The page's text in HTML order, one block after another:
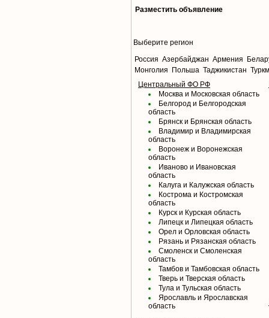
Разместить объявление
Выберите регион
Россия Азербайджан Армения
Монголия
Польша Таджикистан
Центральный ФО РФ
Москва и Московская область
Белгород и Белгородская
область
Брянск и Брянская область
Владимир и Владимирская
область
Воронеж и Воронежская
область
Иваново и Ивановская
область
Калуга и Калужская область
Кострома и Костромская
область
Курск и Курская область
Липецк и Липецкая область
Орел и Орловская область
Рязань и Рязанская область
Смоленск и Смоленская
область
Тамбов и Тамбовская область
Тверь и Тверская область
Тула и Тульская область
Ярославль и Ярославская
область